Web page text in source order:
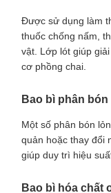
Được sử dụng làm
thuốc chống nấm,
vật. Lớp lót giúp
cơ phồng chai.
Bao bì phân bón
Một số phân bón
quản hoặc thay đổi
giúp duy trì hiệu
Bao bì hóa chất